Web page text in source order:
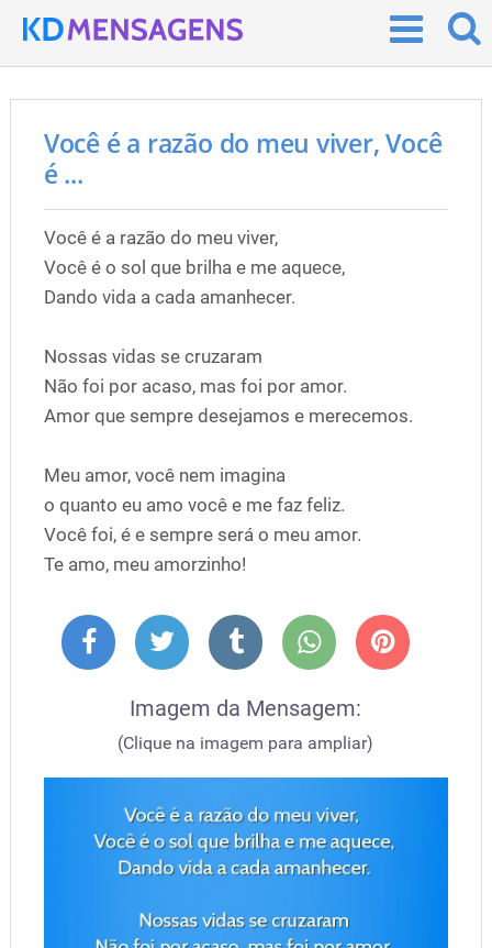
Você é a razão do meu viver, Você
é ...
Você é a razão do meu viver,
Você é o sol que brilha e me aquece,
Dando vida a cada amanhecer.
Nossas vidas se cruzaram
Não foi por acaso, mas foi por amor.
Amor que sempre desejamos e merecemos.
Meu amor, você nem imagina
o quanto eu amo você e me faz feliz.
Você foi, é e sempre será o meu amor.
Te amo, meu amorzinho!
Imagem da Mensagem:
(Clique na imagem para ampliar)